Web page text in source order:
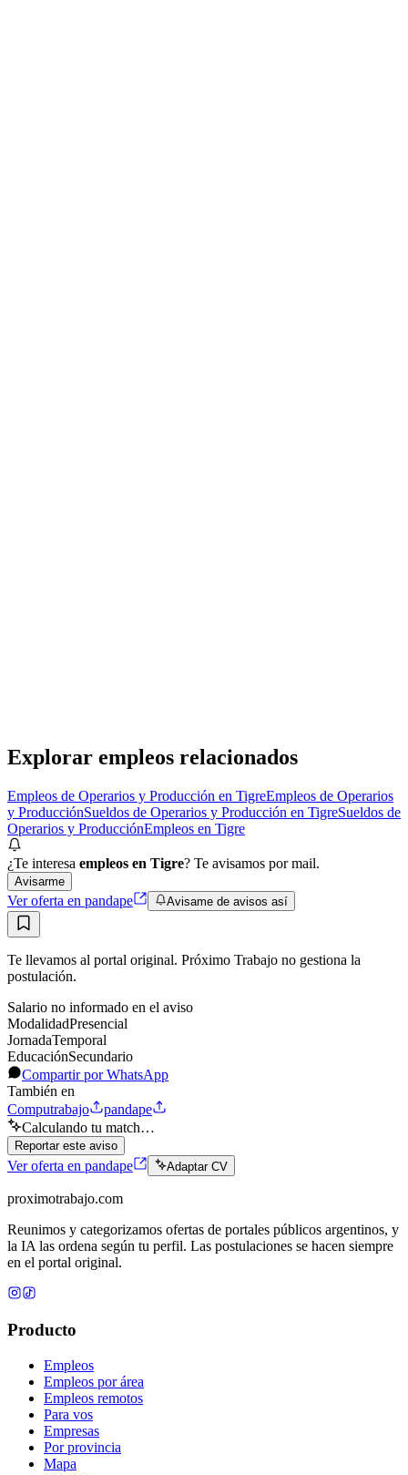
Explorar empleos relacionados
Empleos de Operarios y Producción en TigreEmpleos de Operarios
y ProducciónSueldos de Operarios y Producción en TigreSueldos de
Operarios y ProducciónEmpleos en Tigre
¿Te interesa empleos en Tigre? Te avisamos por mail.
Avisarme
Ver oferta en pandape Avisame de avisos así
Te llevamos al portal original. Próximo Trabajo no gestiona la
postulación.
Salario no informado en el aviso
ModalidadPresencial
JornadaTemporal
EducaciónSecundario
Compartir por WhatsApp
También en
Computrabajo
pandape
Calculando tu match…
Reportar este aviso
Ver oferta en pandape Adaptar CV
proximotrabajo.com
Reunimos y categorizamos ofertas de portales públicos argentinos, y
la IA las ordena según tu perfil. Las postulaciones se hacen siempre
en el portal original.
Producto
Empleos
Empleos por área
Empleos remotos
Para vos
Empresas
Por provincia
Mapa